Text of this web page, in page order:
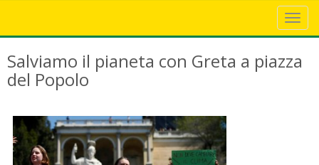
Salviamo il pianeta con Greta a piazza
del Popolo